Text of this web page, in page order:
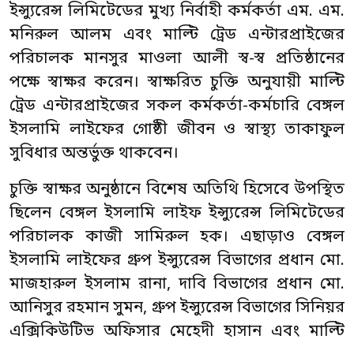
ইন্স্যুরেন্স লিমিটেডের মুখ্য নির্বাহী কর্মকর্তা এম. এম.
মনিরুল আলম এবং মাল্টি ট্রেড এন্টারপ্রাইজের
পরিচালক মানসুর মাওলা আলী স্ব-স্ব প্রতিষ্ঠানের
পক্ষে স্বাক্ষর করেন। স্বাক্ষরিত চুক্তি অনুযায়ী মাল্টি
ট্রেড এন্টারপ্রাইজের সকল কর্মকর্তা-কর্মচারি বেঙ্গল
ইসলামি লাইফের গোষ্ঠী জীবন ও স্বাস্থ্য তাকাফুল
সুবিধার অন্তর্ভুক্ত থাকবেন।
চুক্তি স্বাক্ষর অনুষ্ঠানে বিশেষ অতিথি হিসেবে উপস্থিত
ছিলেন বেঙ্গল ইসলামি লাইফ ইন্স্যুরেন্স লিমিটেডের
পরিচালক কাজী সামিরুল হক। এছাড়াও বেঙ্গল
ইসলামি লাইফের গ্রুপ ইন্স্যুরেন্স বিভাগের প্রধান মো.
মাজহারুল ইসলাম রানা, দাবি বিভাগের প্রধান মো.
আনিসুর রহমান সুমন, গ্রুপ ইন্স্যুরেন্স বিভাগের সিনিয়র
এক্সিকিউটিভ অফিসার মেহেদী হাসান এবং মাল্টি